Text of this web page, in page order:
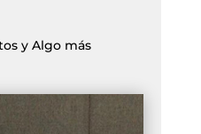
y Algo más